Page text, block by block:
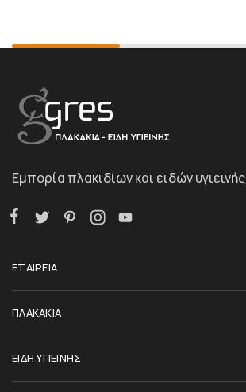
Εμπορία πλακιδίων και ειδών υγιεινής
ΕΤΑΙΡΕΙΑ
ΠΛΑΚΑΚΙΑ
ΕΙΔΗ ΥΓΙΕΙΝΗΣ